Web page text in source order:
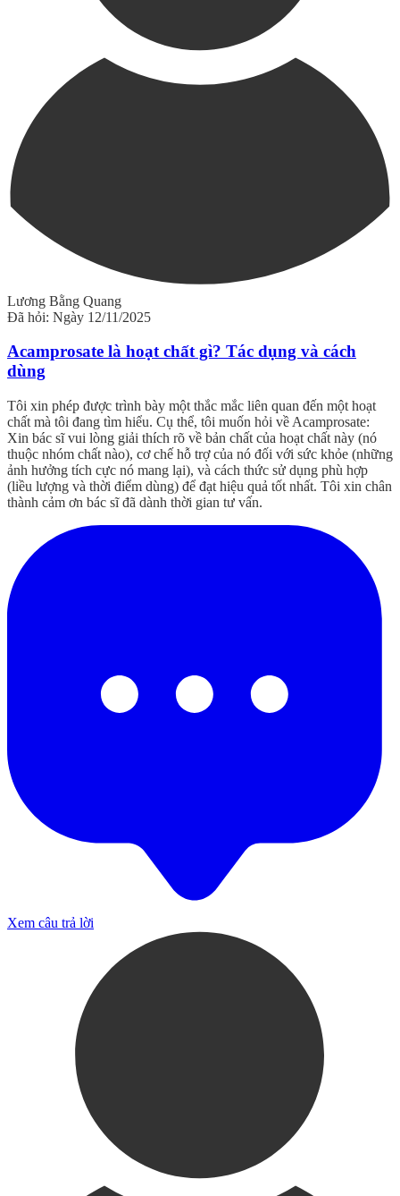
Lương Bằng Quang
Đã hỏi: Ngày 12/11/2025
Acamprosate là hoạt chất gì? Tác dụng và cách
dùng
Tôi xin phép được trình bày một thắc mắc liên quan đến một hoạt
chất mà tôi đang tìm hiểu. Cụ thể, tôi muốn hỏi về Acamprosate:
Xin bác sĩ vui lòng giải thích rõ về bản chất của hoạt chất này (nó
thuộc nhóm chất nào), cơ chế hỗ trợ của nó đối với sức khỏe (những
ảnh hưởng tích cực nó mang lại), và cách thức sử dụng phù hợp
(liều lượng và thời điểm dùng) để đạt hiệu quả tốt nhất. Tôi xin chân
thành cảm ơn bác sĩ đã dành thời gian tư vấn.
Xem câu trả lời